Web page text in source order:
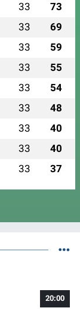
33 73
33 69
33 59
33 55
33 54
33 48
33 40
33 40
33 37
20:00